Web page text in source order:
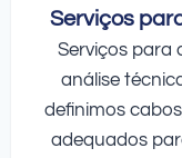
Serviços
Serviços para
análise
definimos
adequados